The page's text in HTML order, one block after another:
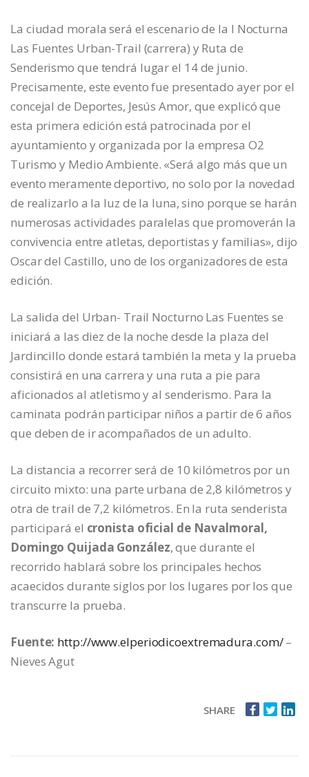
La ciudad morala será el escenario de la I Nocturna
Las Fuentes Urban-Trail (carrera) y Ruta de
Senderismo que tendrá lugar el 14 de junio.
Precisamente, este evento fue presentado ayer por el
concejal de Deportes, Jesús Amor, que explicó que
esta primera edición está patrocinada por el
ayuntamiento y organizada por la empresa O2
Turismo y Medio Ambiente. «Será algo más que un
evento meramente deportivo, no solo por la novedad
de realizarlo a la luz de la luna, sino porque se harán
numerosas actividades paralelas que promoverán la
convivencia entre atletas, deportistas y familias», dijo
Oscar del Castillo, uno de los organizadores de esta
edición.
La salida del Urban- Trail Nocturno Las Fuentes se
iniciará a las diez de la noche desde la plaza del
Jardincillo donde estará también la meta y la prueba
consistirá en una carrera y una ruta a pie para
aficionados al atletismo y al senderismo. Para la
caminata podrán participar niños a partir de 6 años
que deben de ir acompañados de un adulto.
La distancia a recorrer será de 10 kilómetros por un
circuito mixto: una parte urbana de 2,8 kilómetros y
otra de trail de 7,2 kilómetros. En la ruta senderista
participará el cronista oficial de Navalmoral,
Domingo Quijada González, que durante el
recorrido hablará sobre los principales hechos
acaecidos durante siglos por los lugares por los que
transcurre la prueba.
Fuente: http://www.elperiodicoextremadura.com/–
Nieves Agut
SHARE